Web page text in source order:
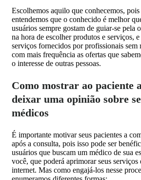
Escolhemos aquilo que conhecemos,
entendemos que o conhecido é melhor
usuários sempre gostam de guiar-se pela
na hora de escolher produtos e serviços,
serviços fornecidos por profissionais sem
com mais frequência as ofertas que
o interesse de outras pessoas.
Como mostrar ao paciente
deixar uma opinião sobre
médicos
É importante motivar seus pacientes a
após a consulta, pois isso pode ser
usuários que buscam um médico de sua
você, que poderá aprimorar seus serviços
internet. Mas como engajá-los nesse